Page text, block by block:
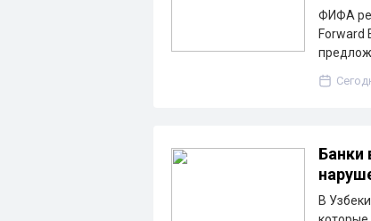
ФИФА
Forward
Банки
В